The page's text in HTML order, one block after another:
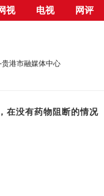
视 电视 网评
港市融媒体中心
在没有药物阻断的情况